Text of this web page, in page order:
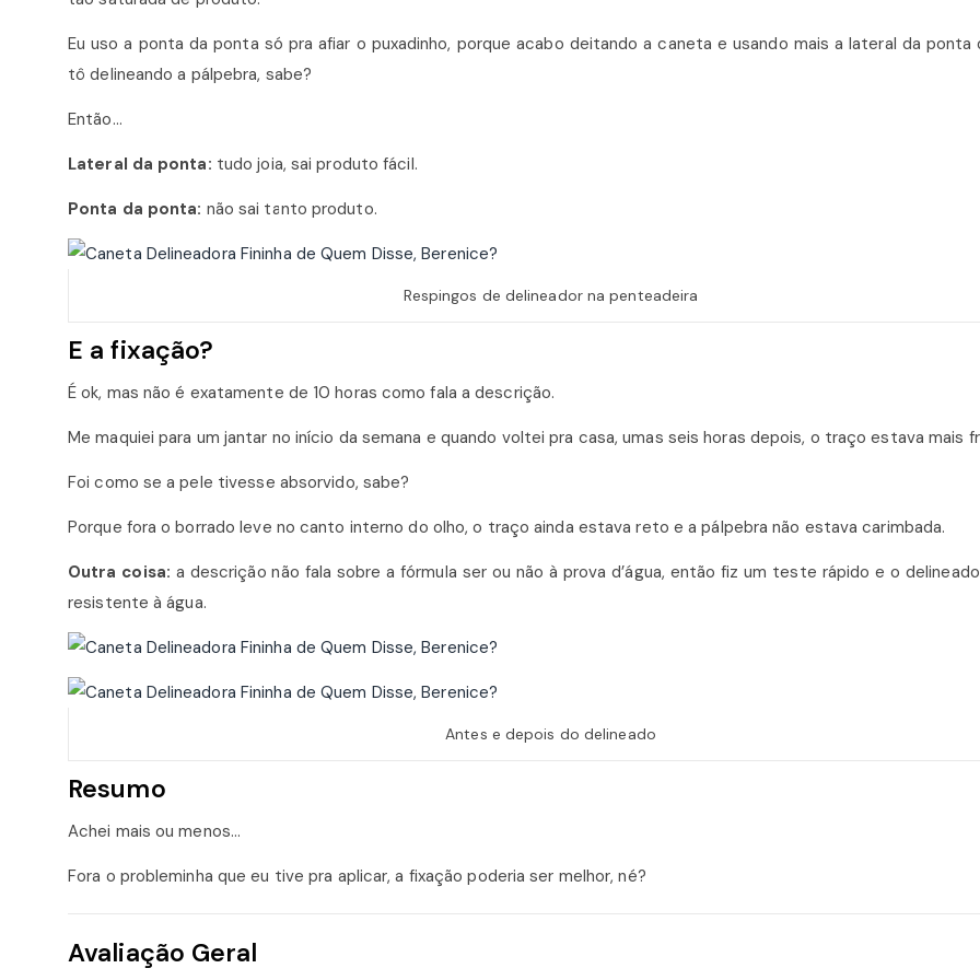
Eu uso a ponta da ponta só pra afiar o puxadinho, porque acabo deitando a caneta e usando mais a lateral da ponta
tô delineando a pálpebra, sabe?
Então…
Lateral da ponta: tudo joia, sai produto fácil.
Ponta da ponta: não sai tanto produto.
Respingos de delineador na penteadeira
E a fixação?
É ok, mas não é exatamente de 10 horas como fala a descrição.
Me maquiei para um jantar no início da semana e quando voltei pra casa, umas seis horas depois, o traço estava mais
Foi como se a pele tivesse absorvido, sabe?
Porque fora o borrado leve no canto interno do olho, o traço ainda estava reto e a pálpebra não estava carimbada.
Outra coisa: a descrição não fala sobre a fórmula ser ou não à prova d’água, então fiz um teste rápido e o
resistente à água.
Antes e depois do delineado
Resumo
Achei mais ou menos…
Fora o probleminha que eu tive pra aplicar, a fixação poderia ser melhor, né?
Avaliação Geral